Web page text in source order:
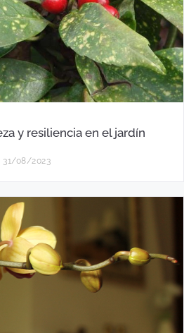
y resiliencia en el jardín
31/08/2023